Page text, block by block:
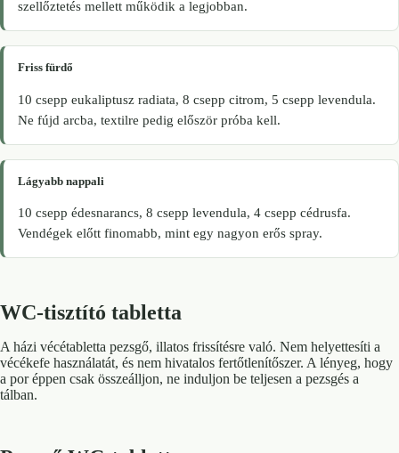
szellőztetés mellett működik a legjobban.
Friss fürdő
10 csepp eukaliptusz radiata, 8 csepp citrom, 5 csepp levendula.
Ne fújd arcba, textilre pedig először próba kell.
Lágyabb nappali
10 csepp édesnarancs, 8 csepp levendula, 4 csepp cédrusfa.
Vendégek előtt finomabb, mint egy nagyon erős spray.
WC-tisztító tabletta
A házi vécétabletta pezsgő, illatos frissítésre való. Nem helyettesíti a
vécékefe használatát, és nem hivatalos fertőtlenítőszer. A lényeg, hogy
a por éppen csak összeálljon, ne induljon be teljesen a pezsgés a
tálban.